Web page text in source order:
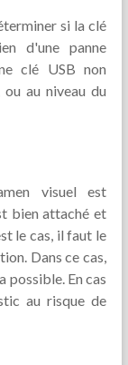
si la clé
d'une panne
clé USB non
au niveau du
visuel est
bien attaché et
le cas, il faut le
Dans ce cas,
possible. En cas
au risque de